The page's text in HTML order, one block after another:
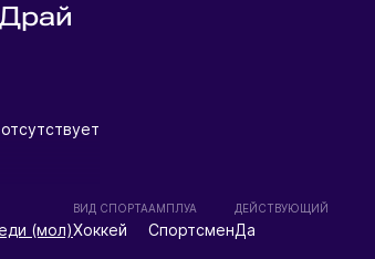
(мол)
ВИД СПОРТА
Хоккей
АМПЛУА
Спортсмен
ДЕЙСТВУЮЩИЙ
Да